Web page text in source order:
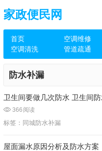
家政便民网
首页 空调维修
空调清洗
管道疏通
防水补漏
卫生间要做几次防水 卫生间
366 阅读
标签： 同城防水补漏
屋面漏水原因分析及防水方案